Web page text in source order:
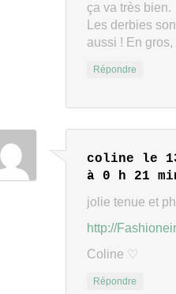
ça va très bien.
Les derbies
aussi ! En
Répondre
coline
le
à 0 h 21
jolie tenue et
http://
Coline ♡
Répondre